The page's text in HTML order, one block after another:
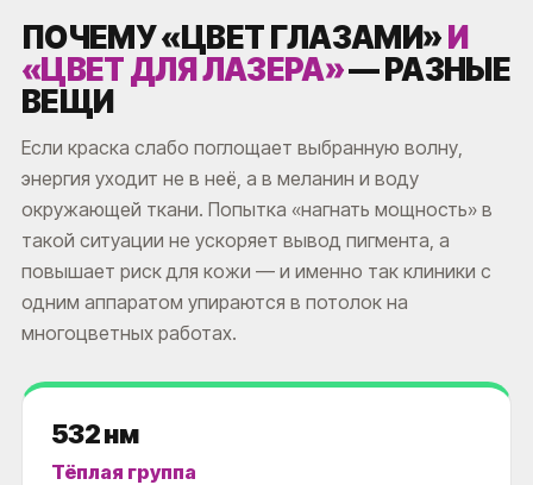
ПОЧЕМУ «ЦВЕТ ГЛАЗАМИ»И
«ЦВЕТ ДЛЯ ЛАЗЕРА»— РАЗНЫЕ
ВЕЩИ
Если краска слабо поглощает выбранную волну,
энергия уходит не в неё, а в меланин и воду
окружающей ткани. Попытка «нагнать мощность» в
такой ситуации не ускоряет вывод пигмента, а
повышает риск для кожи — и именно так клиники с
одним аппаратом упираются в потолок на
многоцветных работах.
532 нм
Тёплая группа